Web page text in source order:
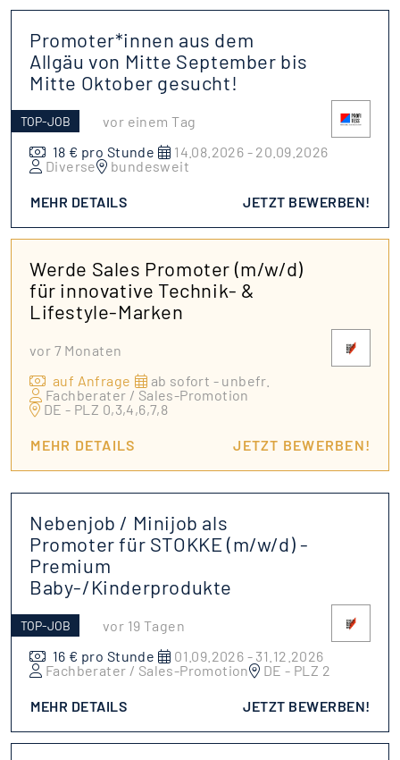
Promoter*innen aus dem
Allgäu von Mitte September bis
Mitte Oktober gesucht!
TOP-JOB
vor einem Tag
18 € pro Stunde
14.08.2026 - 20.09.2026
Diverse
bundesweit
MEHR DETAILS JETZT BEWERBEN!
Werde Sales Promoter (m/w/d)
für innovative Technik- &
Lifestyle-Marken
vor 7 Monaten
auf Anfrage
ab sofort - unbefr.
Fachberater / Sales-Promotion
DE - PLZ 0,3,4,6,7,8
MEHR DETAILS JETZT BEWERBEN!
Nebenjob / Minijob als
Promoter für STOKKE (m/w/d) -
Premium
Baby-/Kinderprodukte
TOP-JOB
vor 19 Tagen
16 € pro Stunde
01.09.2026 - 31.12.2026
Fachberater / Sales-Promotion
DE - PLZ 2
MEHR DETAILS JETZT BEWERBEN!